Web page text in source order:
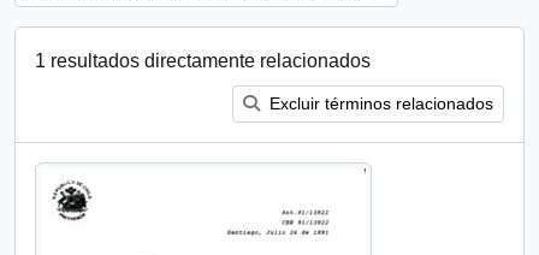
1 resultados directamente relacionados
Excluir términos relacionados